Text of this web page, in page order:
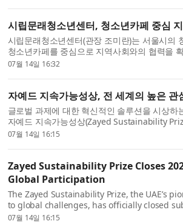
시립문래청소년센터, 청소년카페 중심
시립문래청소년센터(관장 조미란)는 서울시의
청소년카페를 중심으로 지역사회와의 협력을
터 청소년카페는 중·고등학생과 대학생이 자유
07월 14일 16:32
자예드 지속가능성상, 전 세계의 높은 관
글로벌 과제에 대한 혁신적인 솔루션을 시상하
자예드 지속가능성상(Zayed Sustainability
식 마감했다. 이번 주기에는 건강, 식량, 에너지
07월 14일 16:15
Zayed Sustainability Prize Closes
Global Participation
The Zayed Sustainability Prize, the UAE’s
to global challenges, has officially closed
receiving an unprecedented 10,233 entries
07월 14일 16:15